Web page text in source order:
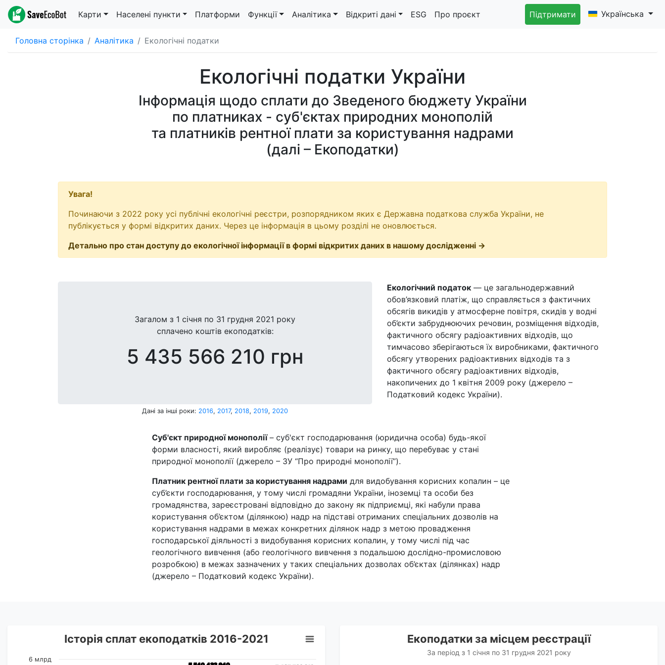
Карти Населені пункти Платформи Функції Аналітика Відкриті дані ESG Про проєкт Підтримати Українська
Головна сторінка Аналітика Екологічні податки
Екологічні податки України
Інформація щодо сплати до Зведеного бюджету України
по платниках - суб'єктах природних монополій
та платників рентної плати за користування надрами
(далі – Екоподатки)
Увага!
Починаючи з 2022 року усі публічні екологічні реєстри, розпорядником яких є Державна податкова служба України, не
публікується у формі відкритих даних. Через це інформація в цьому розділі не оновлюється.
Детально про стан доступу до екологічної інформації в формі відкритих даних в нашому дослідженні →
Загалом з 1 січня по 31 грудня 2021 року
сплачено коштів екоподатків:
5 435 566 210 грн
Дані за інші роки: 2016, 2017, 2018, 2019, 2020
Екологічний податок — це загальнодержавний
обов’язковий платіж, що справляється з фактичних
обсягів викидів у атмосферне повітря, скидів у водні
об’єкти забруднюючих речовин, розміщення відходів,
фактичного обсягу радіоактивних відходів, що
тимчасово зберігаються їх виробниками, фактичного
обсягу утворених радіоактивних відходів та з
фактичного обсягу радіоактивних відходів,
накопичених до 1 квітня 2009 року (джерело –
Податковий кодекс України).
Суб'єкт природної монополії– суб'єкт господарювання (юридична особа) будь-якої
форми власності, який виробляє (реалізує) товари на ринку, що перебуває у стані
природної монополії (джерело – ЗУ “Про природні монополії”).
Платник рентної плати за користування надрами для видобування корисних копалин – це
суб’єкти господарювання, у тому числі громадяни України, іноземці та особи без
громадянства, зареєстровані відповідно до закону як підприємці, які набули права
користування об’єктом (ділянкою) надр на підставі отриманих спеціальних дозволів на
користування надрами в межах конкретних ділянок надр з метою провадження
господарської діяльності з видобування корисних копалин, у тому числі під час
геологічного вивчення (або геологічного вивчення з подальшою дослідно-промисловою
розробкою) в межах зазначених у таких спеціальних дозволах об’єктах (ділянках) надр
(джерело – Податковий кодекс України).
Історія сплат екоподатків 2016-2021
6 млрд
Екоподатки за місцем реєстрації
За період з 1 січня по 31 грудня 2021 року